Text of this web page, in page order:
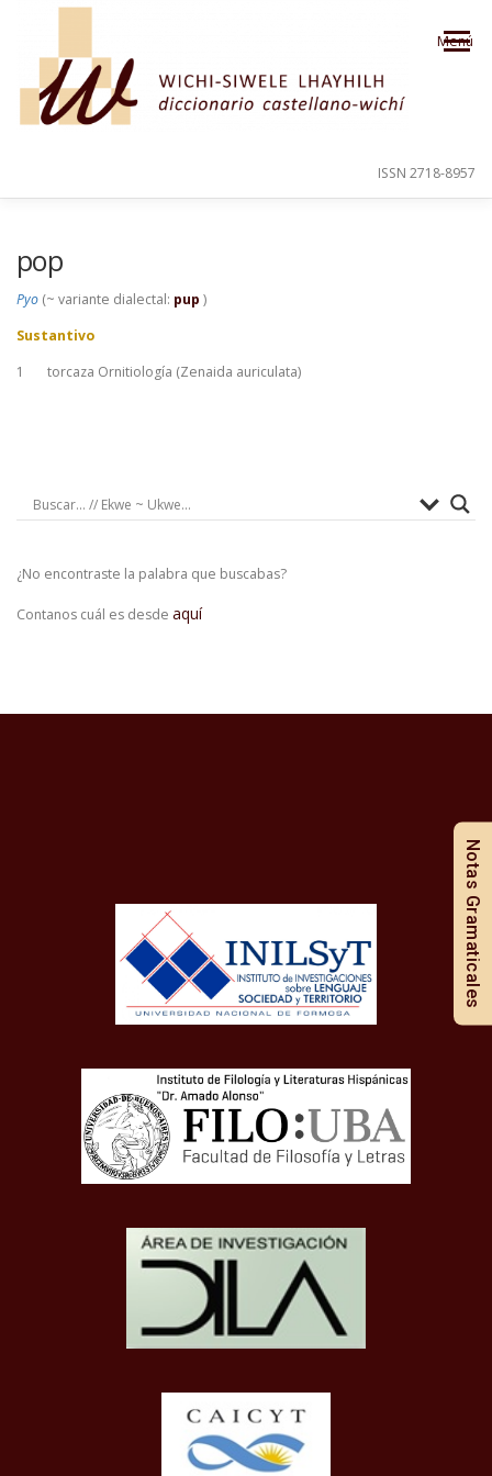
Saltar al contenido
Menú
ISSN 2718-8957
pop
Pyo (~ variante dialectal: pup )
Sustantivo
1
torcaza Ornitiología (Zenaida auriculata)
¿No encontraste la palabra que buscabas?
Contanos cuál es desde aquí
Notas Gramaticales